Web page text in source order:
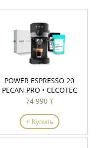
POWER ESPRESSO 20
PECAN PRO • CECOTEC
74 990 ₸
+ Купить